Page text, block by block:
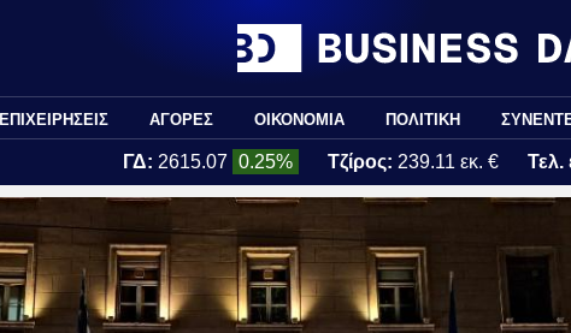
ΕΠΙΧΕΙΡΗΣΕΙΣ ΑΓΟΡΕΣ ΟΙΚΟΝΟΜΙΑ ΠΟΛΙΤΙΚΗ
ΓΔ: 2615.07 0.25% Τζίρος: 239.11 εκ. €